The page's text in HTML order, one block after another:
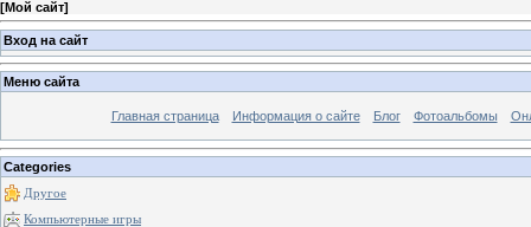
[Мой сайт]
Вход на сайт
Меню сайта
Главная страница Информация о сайте Блог Фотоальбомы
Categories
Другое
Компьютерные игры